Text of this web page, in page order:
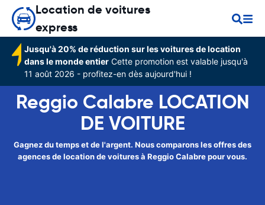
Location de voitures
express
Jusqu'à 20% de réduction sur les voitures de location
dans le monde entier Cette promotion est valable jusqu'à
11 août 2026 - profitez-en dès aujourd'hui !
Reggio Calabre LOCATION
DE VOITURE
Gagnez du temps et de l'argent. Nous comparons les offres des
agences de location de voitures à Reggio Calabre pour vous.